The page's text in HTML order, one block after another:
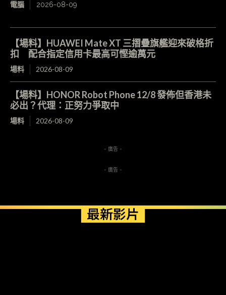
電腦 2026-08-09
【場料】HUAWEI Mate XT 三摺疊旗艦迎來破格折
扣 配合指定信用卡最高可慳逾萬元
場料 2026-08-09
【場料】HONOR Robot Phone 12/8 發佈但香港未
必出？代理：正努力爭取中
場料 2026-08-09
- 廣告 -
- 廣告 -
最新影片